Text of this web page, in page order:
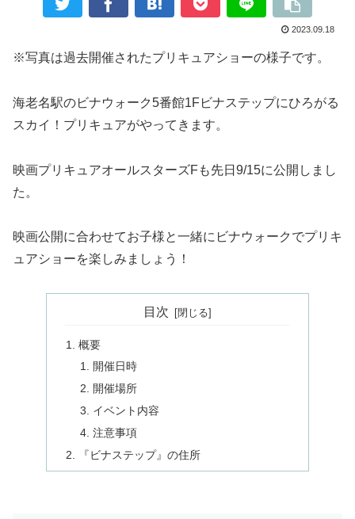
2023.09.18
※写真は過去開催されたプリキュアショーの様子です。
海老名駅のビナウォーク5番館1Fビナステップにひろがる
スカイ！プリキュアがやってきます。
映画プリキュアオールスターズFも先日9/15に公開しまし
た。
映画公開に合わせてお子様と一緒にビナウォークでプリキ
ュアショーを楽しみましょう！
目次
概要
開催日時
開催場所
イベント内容
注意事項
『ビナステップ』の住所